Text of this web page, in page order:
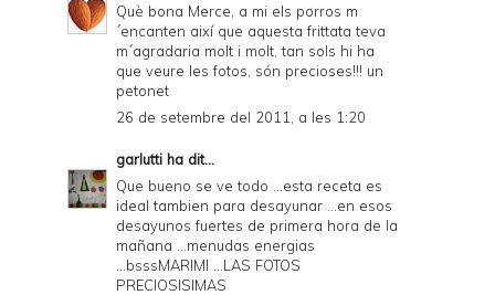
Què bona Merce, a mi els porros m
´encanten així que aquesta frittata teva
m´agradaria molt i molt, tan sols hi ha
que veure les fotos, són precioses!!! un
petonet
26 de setembre del 2011, a les 1:20
garlutti ha dit...
Que bueno se ve todo ...esta receta es
ideal tambien para desayunar ...en esos
desayunos fuertes de primera hora de la
mañana ...menudas energias
...bsssMARIMI ...LAS FOTOS
PRECIOSISIMAS